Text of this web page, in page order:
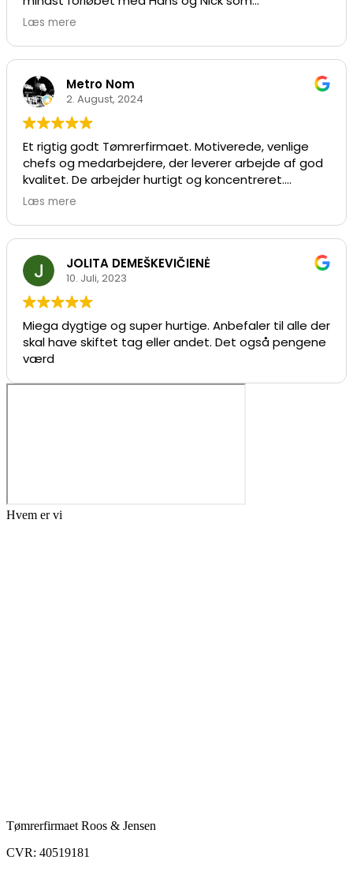
tomme dåser og papir i forruden. Så tænkte er der
styr på bilen er der også styr på det de laver og det
totalentreprenører. De er dygtige håndværkere der
pæneste løsninger og materialer i samråd med os
behagelige mennesker at samarbejde med. Varm
anbefaling herfra.
Læs mere
Metro Nom
2. August, 2024
Et rigtig godt Tømrerfirmaet. Motiverede, venlige
chefs og medarbejdere, der leverer arbejde af god
kvalitet. De arbejder hurtigt og koncentreret.
Deadlines overholdes konsekvent, og der findes
uden forbehold anbefale Tømrerfirmaet Roos &
Læs mere
JOLITA DEMEŠKEVIČIENĖ
10. Juli, 2023
Miega dygtige og super hurtige. Anbefaler til alle der
skal have skiftet tag eller andet. Det også pengene
værd
Hvem er vi
Tømrerfirmaet Roos & Jensen
CVR: 40519181